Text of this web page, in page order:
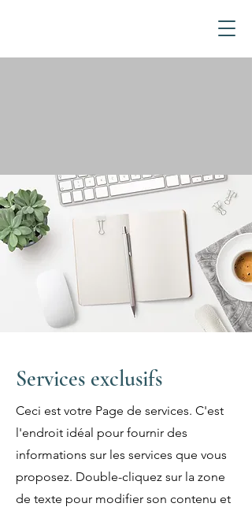
Services exclusifs
Ceci est votre Page de services. C'est
l'endroit idéal pour fournir des
informations sur les services que vous
proposez. Double-cliquez sur la zone
de texte pour modifier son contenu et